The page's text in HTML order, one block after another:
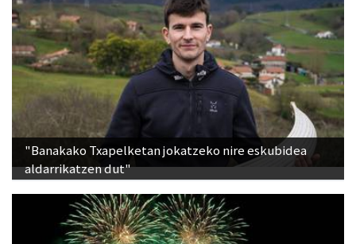
"Banakako Txapelketan jokatzeko nire eskubidea
aldarrikatzen dut"